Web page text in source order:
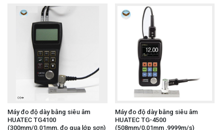
Thiết kế cầm tay tiện lợi với cần gạt (thumb
lever) dễ dàng thao tác bằng ngón cái, giúp nhấc
mũi đo lên để đưa vật liệu vào và thực hiện phép
đo nhanh chóng.
Mặt đồng hồ được thiết kế rõ ràng, dễ đọc, với
micromet.
Máy đo độ dày bằng siêu âm
HUATEC TG4100
(300mm/0.01mm, đo qua lớp sơn)
Máy đo độ dày bằng siêu âm
HUATEC TG-4500
(508mm/0,01mm ,9999m/s)